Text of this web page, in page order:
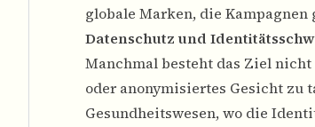
globale Marken, die
Datenschutz und
Manchmal besteht das Ziel
oder anonymisiertes Gesicht zu
Gesundheitswesen, wo die